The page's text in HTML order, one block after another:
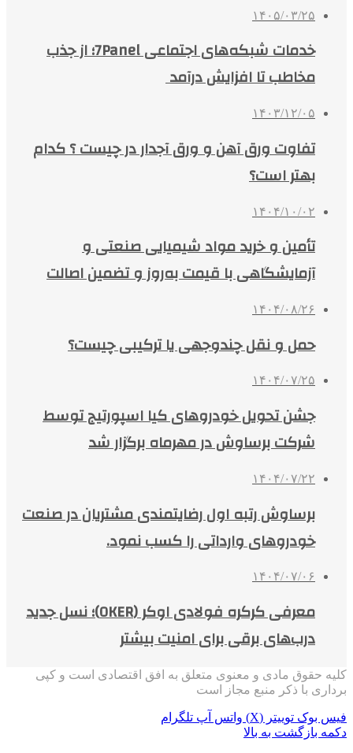
۱۴۰۵/۰۳/۲۵
خدمات شبکه‌های اجتماعی 7Panel؛ از جذب
مخاطب تا افزایش درآمد
۱۴۰۳/۱۲/۰۵
تفاوت ورق آهن و ورق آجدار در چیست ؟ کدام
بهتر است؟
۱۴۰۴/۱۰/۰۲
تأمین و خرید مواد شیمیایی صنعتی و
آزمایشگاهی با قیمت به‌روز و تضمین اصالت
۱۴۰۴/۰۸/۲۶
حمل و نقل چندوجهی یا ترکیبی چیست؟
۱۴۰۴/۰۷/۲۵
جشن تحویل خودروهای کیا اسپورتیج توسط
شرکت برساوش در مهرماه برگزار شد
۱۴۰۴/۰۷/۲۲
برساوش رتبه اول رضایتمندی مشتریان در صنعت
خودروهای وارداتی را کسب نمود.
۱۴۰۴/۰۷/۰۶
معرفی کرکره فولادی اوکر (OKER)؛ نسل جدید
درب‌های برقی برای امنیت بیشتر
کلیه حقوق مادی و معنوی متعلق به افق اقتصادی است و کپی
برداری با ذکر منبع مجاز است
فیس بوک توییتر (X) واتس آپ تلگرام
دکمه بازگشت به بالا